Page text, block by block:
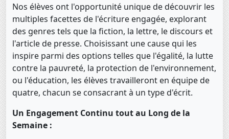
Nos élèves ont l'opportunité unique de découvrir les
multiples facettes de l'écriture engagée, explorant
des genres tels que la fiction, la lettre, le discours et
l'article de presse. Choisissant une cause qui les
inspire parmi des options telles que l'égalité, la lutte
contre la pauvreté, la protection de l'environnement,
ou l'éducation, les élèves travailleront en équipe de
quatre, chacun se consacrant à un type d'écrit.
Un Engagement Continu tout au Long de la
Semaine :